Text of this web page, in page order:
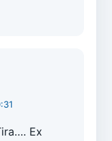
Ex